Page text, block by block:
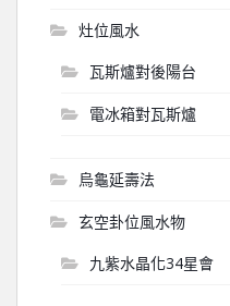
灶位風水
瓦斯爐對後陽台
電冰箱對瓦斯爐
烏龜延壽法
玄空卦位風水物
九紫水晶化34星會